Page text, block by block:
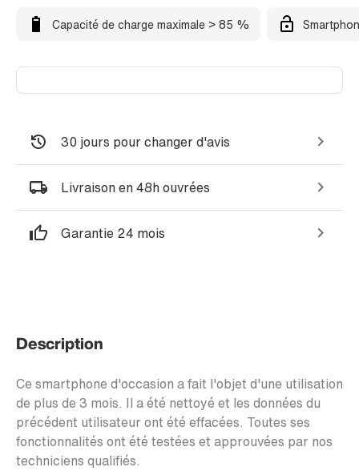
Capacité de charge maximale > 85 %
30 jours pour changer d'avis
Livraison en 48h ouvrées
Garantie 24 mois
Description
Ce smartphone d'occasion a fait l'objet d'une utilisation
de plus de 3 mois. Il a été nettoyé et les données du
précédent utilisateur ont été effacées. Toutes ses
fonctionnalités ont été testées et approuvées par nos
techniciens qualifiés.